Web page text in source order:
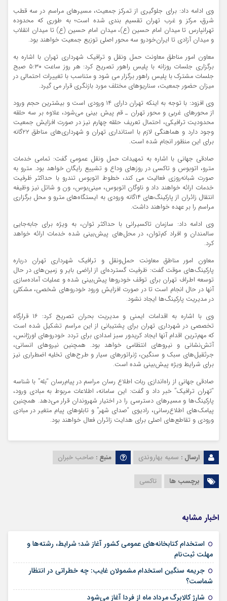
وی ادامه داد: برای جلوگیری از تمرکز جمعیت، مسیرهای مراسم در سه قطب
شرق، مرکز و غرب تهران تقسیم‌ بندی شده است؛ به‌ طوری که محدوده
تهرانپارس تا میدان امام حسین (ع)، میدان امام حسین (ع) تا میدان انقلاب
و میدان آزادی تا ایران‌خودرو سه محور اصلی توزیع جمعیت خواهند بود.
معاون امور مناطق معاونت حمل‌ ونقل و ترافیک شهرداری تهران با اشاره به
برگزاری جلسات روزانه با پلیس راهور تصریح کرد: هر روز ساعت ۵:۳۰ صبح
جلسات مشترک با پلیس راهور برگزار می‌ شود و متناسب با تغییرات احتمالی در
میزان حضور جمعیت، سناریوهای مختلف مورد بازنگری قرار می‌ گیرد.
وی افزود: با توجه به اینکه تهران دارای ۱۴ ورودی است و بیشترین حجم ورود
از محورهای غربی و محور تهران ـ قم پیش‌ بینی می‌شود، علاوه بر سه حلقه
محدودیت ترافیکی، احتمال تعریف حلقه چهارم نیز در صورت افزایش جمعیت
وجود دارد و هماهنگی لازم با استانداری تهران و شهرداری‌های مناطق ۲۲گانه
برای این منظور انجام شده است.
صادقی جهانی با اشاره به تمهیدات حمل‌ ونقل عمومی گفت: تمامی خدمات
مترو، اتوبوس و تاکسی در روزهای وداع و تشییع رایگان خواهد بود. مترو به
صورت شبانه‌روزی فعالیت می‌ کند، خطوط اتوبوس تندرو با حداکثر ظرفیت
خدمات ارائه خواهند داد و ناوگان اتوبوس، مینی‌بوس، ون و شاتل نیز وظیفه
انتقال زائران از پارکینگ‌های ۱۴گانه ورودی به ایستگاه‌های مترو و محل برگزاری
مراسم را بر عهده خواهند داشت.
وی ادامه داد: سازمان تاکسیرانی با حداکثر توان، به‌ ویژه برای جابه‌جایی
سالمندان و افراد کم‌توان، در محل‌های پیش‌بینی‌ شده خدمات ارائه خواهد
کرد.
معاون امور مناطق معاونت حمل‌ونقل و ترافیک شهرداری تهران درباره
پارکینگ‌های موقت گفت: ظرفیت گسترده‌ای از اراضی بایر و زمین‌های در حال
توسعه اطراف تهران برای توقف خودروها پیش‌بینی شده و عملیات آماده‌سازی
آنها در حال انجام است تا در صورت افزایش ورود خودروهای شخصی، مشکلی
در مدیریت پارکینگ‌ها ایجاد نشود.
وی با اشاره به اقدامات ایمنی و مدیریت بحران تصریح کرد: ۱۶ قرارگاه
تخصصی در شهرداری تهران برای پشتیبانی از این مراسم تشکیل شده است
که مهم‌ترین اقدام آنها ایجاد کریدور سبز امدادی برای تردد خودروهای اورژانس،
آتش‌نشانی و نیروهای انتظامی خواهد بود. همچنین نیروهای انسانی،
جرثقیل‌های سبک و سنگین، ژنراتورهای سیار و طرح‌های تخلیه اضطراری نیز
برای شرایط ویژه پیش‌بینی شده است.
صادقی جهانی از راه‌اندازی ربات اطلاع‌ رسان مراسم در پیام‌رسان “بله” با شناسه
“تهران ترافیک” خبر داد و گفت: این سامانه، اطلاعات مربوط به مبادی ورود،
پارکینگ‌ها و مسیرهای دسترسی را در اختیار شهروندان قرار می‌دهد. همچنین
پیامک‌های اطلاع‌رسانی، رادیوی “صدای شهر” و تابلوهای پیام متغیر در مبادی
ورودی و تقاطع‌های اصلی برای هدایت زائران فعال خواهند بود.
ارسال : سمیه بهاروندی منبع : صاحب خبران
برچسب ها تاکسی
اخبار مشابه
استخدام کتابخانه‌های عمومی کشور آغاز شد؛ شرایط، رشته‌ها و
مهلت ثبت‌نام
جریمه سنگین استخدام مشمولان غایب: چه خطراتی در انتظار
شماست؟
شارژ کالابرگ مرداد ماه از فردا آغاز می‌شود